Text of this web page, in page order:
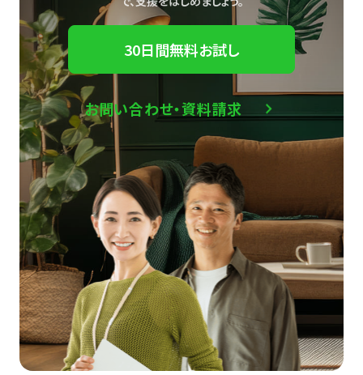
30日間無料お試し
お問い合わせ・資料請求